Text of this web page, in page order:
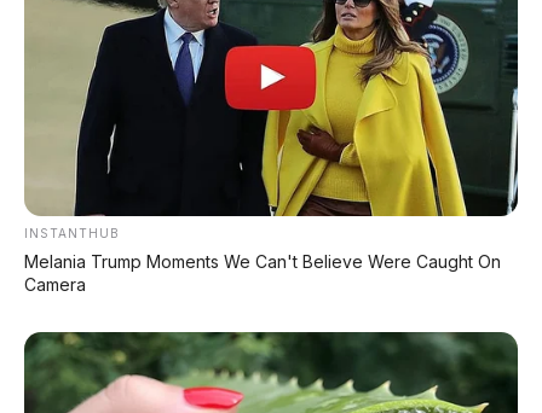
PROMO TERBATAS!
Voucher Belanja Rp 100.000
*Klik untuk klaim di marketplace pilihanmu
AMBIL >
⚡ Xpeng GX: SUV Full-Size Premium
dengan AI Turing & Range 1.585 Km
INSTANTHUB
Melania Trump Moments We Can't Believe Were Caught On
Camera